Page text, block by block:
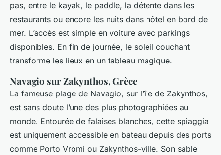
pas, entre le kayak, le paddle, la détente dans les
restaurants ou encore les nuits dans hôtel en bord de
mer. L’accès est simple en voiture avec parkings
disponibles. En fin de journée, le soleil couchant
transforme les lieux en un tableau magique.
Navagio sur Zakynthos, Grèce
La fameuse plage de Navagio, sur l’île de Zakynthos,
est sans doute l’une des plus photographiées au
monde. Entourée de falaises blanches, cette spiaggia
est uniquement accessible en bateau depuis des ports
comme Porto Vromi ou Zakynthos-ville. Son sable